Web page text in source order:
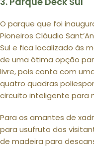
O parque que foi
Pioneiros Cláudio
Sul e fica localizado às
de uma ótima opção
livre, pois conta com
quatro quadras
circuito inteligente para
Para os amantes de
para usufruto dos
de madeira para